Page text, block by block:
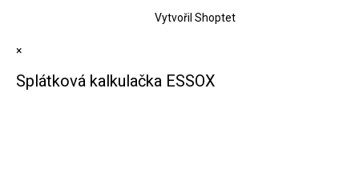
Vytvořil Shoptet
×
Splátková kalkulačka ESSOX